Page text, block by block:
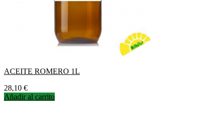
ACEITE ROMERO 1L
Precio
28,10 €
Añadir al carrito